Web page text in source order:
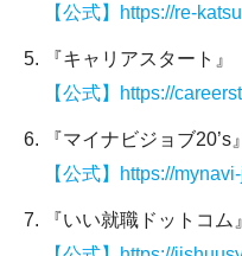
【公式】https://re-
『キャリアスタート』
【公式】https://
『マイナビジョブ20’s』
【公式】https://
『いい就職ドットコム』